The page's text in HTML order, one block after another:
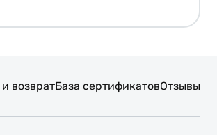
возвратБаза сертификатовОтзывы